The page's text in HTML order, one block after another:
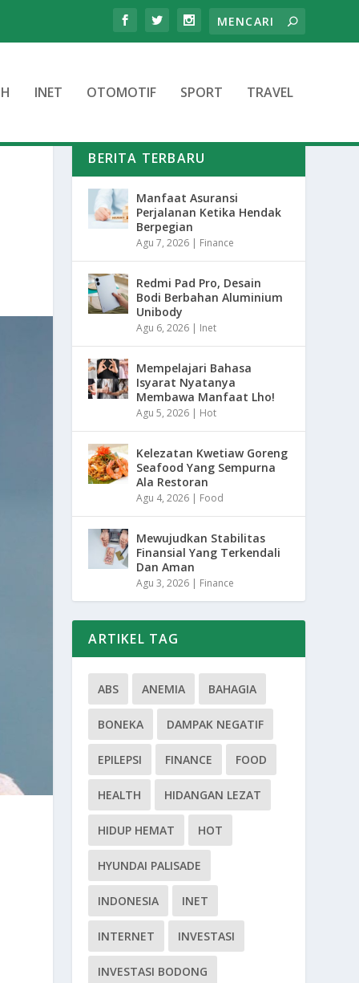
INET OTOMOTIF SPORT TRAVEL
BERITA TERBARU
Manfaat Asuransi
Perjalanan Ketika Hendak
Berpegian
Agu 7, 2026 | Finance
Redmi Pad Pro, Desain
Bodi Berbahan Aluminium
Unibody
Agu 6, 2026 | Inet
Mempelajari Bahasa
Isyarat Nyatanya
Membawa Manfaat Lho!
Agu 5, 2026 | Hot
Kelezatan Kwetiaw Goreng
Seafood Yang Sempurna
Ala Restoran
Agu 4, 2026 | Food
Mewujudkan Stabilitas
Finansial Yang Terkendali
Dan Aman
Agu 3, 2026 | Finance
ARTIKEL TAG
ABS ANEMIA BAHAGIA
BONEKA DAMPAK NEGATIF
EPILEPSI FINANCE FOOD
HEALTH HIDANGAN LEZAT
HIDUP HEMAT HOT
HYUNDAI PALISADE
INDONESIA INET
INTERNET INVESTASI
INVESTASI BODONG